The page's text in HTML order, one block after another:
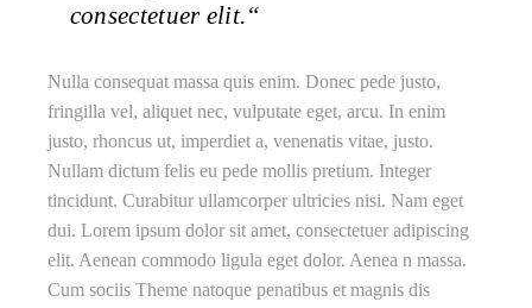
consectetuer elit.“
Nulla consequat massa quis enim. Donec pede justo,
fringilla vel, aliquet nec, vulputate eget, arcu. In enim
justo, rhoncus ut, imperdiet a, venenatis vitae, justo.
Nullam dictum felis eu pede mollis pretium. Integer
tincidunt. Curabitur ullamcorper ultricies nisi. Nam eget
dui. Lorem ipsum dolor sit amet, consectetuer adipiscing
elit. Aenean commodo ligula eget dolor. Aenea n massa.
Cum sociis Theme natoque penatibus et magnis dis